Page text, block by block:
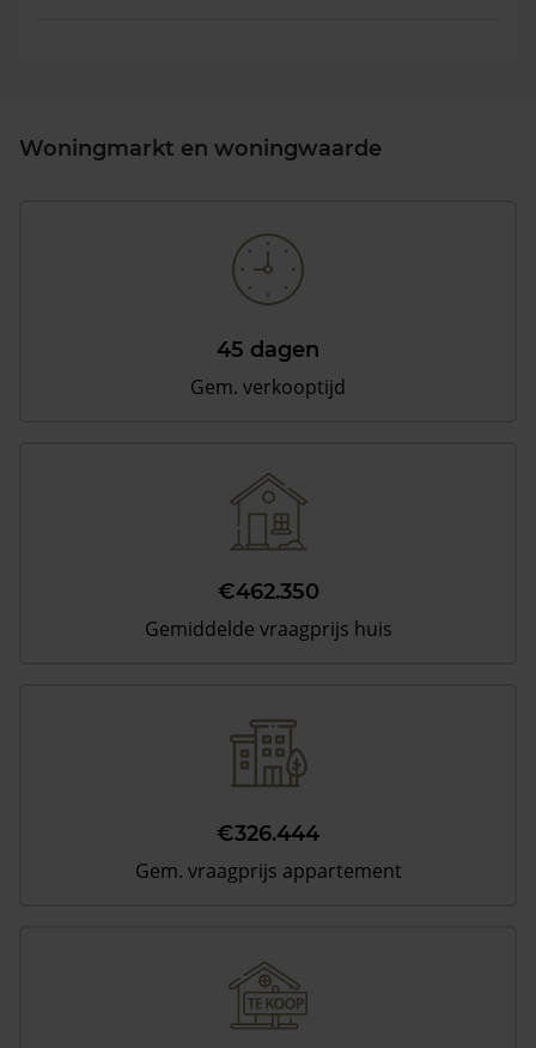
Woningmarkt en woningwaarde
45 dagen
Gem. verkooptijd
€462.350
Gemiddelde vraagprijs huis
€326.444
Gem. vraagprijs appartement